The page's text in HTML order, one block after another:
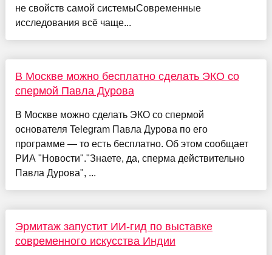
не свойств самой системыСовременные
исследования всё чаще...
В Москве можно бесплатно сделать ЭКО со
спермой Павла Дурова
В Москве можно сделать ЭКО со спермой
основателя Telegram Павла Дурова по его
программе — то есть бесплатно. Об этом сообщает
РИА "Новости"."Знаете, да, сперма действительно
Павла Дурова", ...
Эрмитаж запустит ИИ-гид по выставке
современного искусства Индии